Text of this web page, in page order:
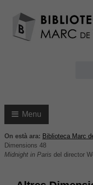
Menu
On està ara: Biblioteca Marc
Dimensions 48
Midnight in Paris del director